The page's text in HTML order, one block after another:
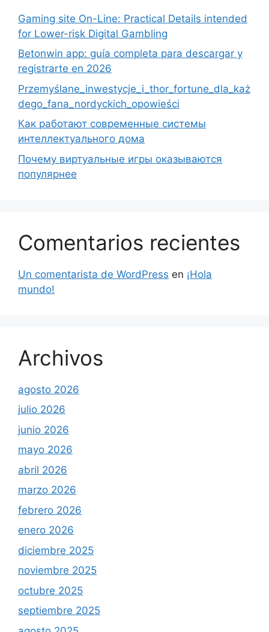
Gaming site On-Line: Practical Details intended
for Lower-risk Digital Gambling
Betonwin app: guía completa para descargar y
registrarte en 2026
Przemyślane_inwestycje_i_thor_fortune_dla_każ
dego_fana_nordyckich_opowieści
Как работают современные системы
интеллектуального дома
Почему виртуальные игры оказываются
популярнее
Comentarios recientes
Un comentarista de WordPress en ¡Hola
mundo!
Archivos
agosto 2026
julio 2026
junio 2026
mayo 2026
abril 2026
marzo 2026
febrero 2026
enero 2026
diciembre 2025
noviembre 2025
octubre 2025
septiembre 2025